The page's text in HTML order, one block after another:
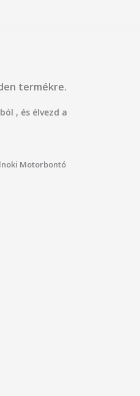
termékre.
, és élvezd a
Motorbontó